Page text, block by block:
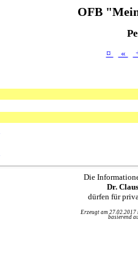
OFB
¤ «
Die
Dr.
dürfen für
Erzeugt am
basierend